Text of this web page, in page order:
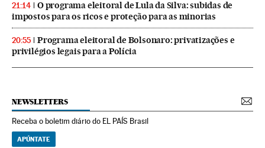
21:14
O programa eleitoral de Lula da Silva: subidas de
impostos para os ricos e proteção para as minorias
20:55
Programa eleitoral de Bolsonaro: privatizações e
privilégios legais para a Polícia
NEWSLETTERS
Receba o boletim diário do EL PAÍS Brasil
APÚNTATE